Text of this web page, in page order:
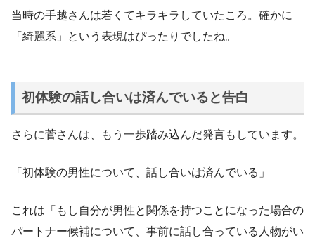
当時の手越さんは若くてキラキラしていたころ。確かに
「綺麗系」という表現はぴったりでしたね。
初体験の話し合いは済んでいると告白
さらに菅さんは、もう一歩踏み込んだ発言もしています。
「初体験の男性について、話し合いは済んでいる」
これは「もし自分が男性と関係を持つことになった場合の
パートナー候補について、事前に話し合っている人物がい